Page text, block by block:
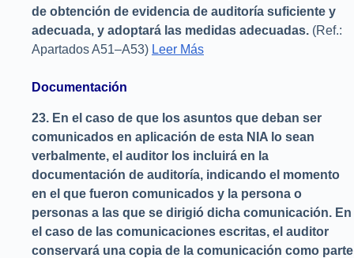
de obtención de evidencia de auditoría suficiente y
adecuada, y adoptará las medidas adecuadas. (Ref.:
Apartados A51–A53) Leer Más
Documentación
23. En el caso de que los asuntos que deban ser
comunicados en aplicación de esta NIA lo sean
verbalmente, el auditor los incluirá en la
documentación de auditoría, indicando el momento
en el que fueron comunicados y la persona o
personas a las que se dirigió dicha comunicación. En
el caso de las comunicaciones escritas, el auditor
conservará una copia de la comunicación como parte